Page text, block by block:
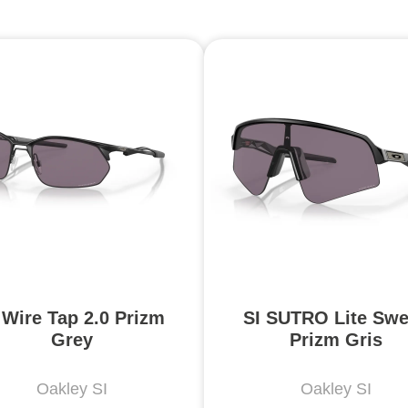
Tap 2.0 Prizm
Grey
Oakley SI
SI SUTRO Lite
Prizm Gris
Oakley SI